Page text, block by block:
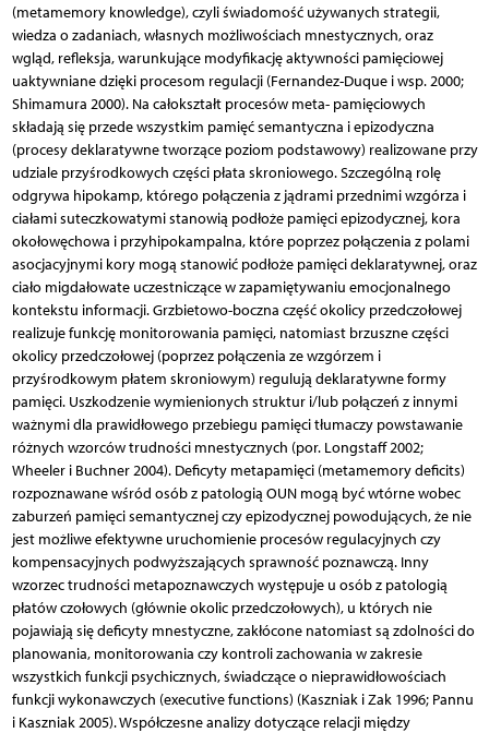
(metamemory knowledge), czyli świadomość używanych strategii,
wiedza o zadaniach, własnych możliwościach mnestycznych, oraz
wgląd, refleksja, warunkujące modyfikację aktywności pamięciowej
uaktywniane dzięki procesom regulacji (Fernandez-Duque i wsp. 2000;
Shimamura 2000). Na całokształt procesów meta- pamięciowych
składają się przede wszystkim pamięć semantyczna i epizodyczna
(procesy deklaratywne tworzące poziom podstawowy) realizowane przy
udziale przyśrodkowych części płata skroniowego. Szczególną rolę
odgrywa hipokamp, którego połączenia z jądrami przednimi wzgórza i
ciałami suteczkowatymi stanowią podłoże pamięci epizodycznej, kora
okołowęchowa i przyhipokampalna, które poprzez połączenia z polami
asocjacyjnymi kory mogą stanowić podłoże pamięci deklaratywnej, oraz
ciało migdałowate uczestniczące w zapamiętywaniu emocjonalnego
kontekstu informacji. Grzbietowo-boczna część okolicy przedczołowej
realizuje funkcję monitorowania pamięci, natomiast brzuszne części
okolicy przedczołowej (poprzez połączenia ze wzgórzem i
przyśrodkowym płatem skroniowym) regulują deklaratywne formy
pamięci. Uszkodzenie wymienionych struktur i/lub połączeń z innymi
ważnymi dla prawidłowego przebiegu pamięci tłumaczy powstawanie
różnych wzorców trudności mnestycznych (por. Longstaff 2002;
Wheeler i Buchner 2004). Deficyty metapamięci (metamemory deficits)
rozpoznawane wśród osób z patologią OUN mogą być wtórne wobec
zaburzeń pamięci semantycznej czy epizodycznej powodujących, że nie
jest możliwe efektywne uruchomienie procesów regulacyjnych czy
kompensacyjnych podwyższających sprawność poznawczą. Inny
wzorzec trudności metapoznawczych występuje u osób z patologią
płatów czołowych (głównie okolic przedczołowych), u których nie
pojawiają się deficyty mnestyczne, zakłócone natomiast są zdolności do
planowania, monitorowania czy kontroli zachowania w zakresie
wszystkich funkcji psychicznych, świadczące o nieprawidłowościach
funkcji wykonawczych (executive functions) (Kaszniak i Zak 1996; Pannu
i Kaszniak 2005). Współczesne analizy dotyczące relacji między